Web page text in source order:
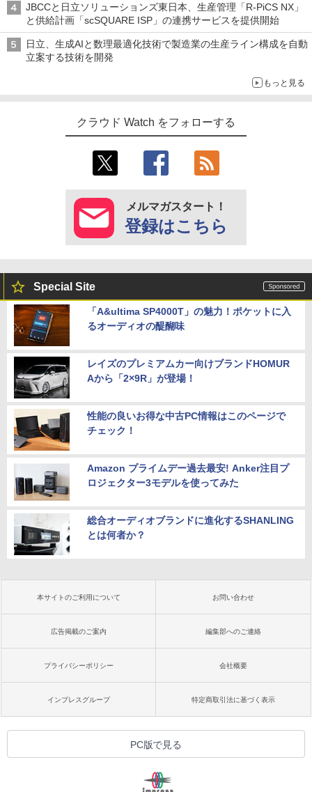
JBCCと日立ソリューションズ東日本、生産管理「R-PiCS NX」
と供給計画「scSQUARE ISP」の連携サービスを提供開始
日立、生成AIと数理最適化技術で製造業の生産ライン構成を自動
立案する技術を開発
もっと見る
クラウド Watch をフォローする
メルマガスタート！
登録はこちら
Special Site
「A&ultima SP4000T」の魅力！ポケットに入
るオーディオの醍醐味
レイズのプレミアムカー向けブランドHOMUR
Aから「2×9R」が登場！
性能の良いお得な中古PC情報はこのページで
チェック！
Amazon プライムデー過去最安! Anker注目プ
ロジェクター3モデルを使ってみた
総合オーディオブランドに進化するSHANLING
とは何者か？
本サイトのご利用について お問い合わせ
広告掲載のご案内 編集部へのご連絡
プライバシーポリシー 会社概要
インプレスグループ 特定商取引法に基づく表示
PC版で見る